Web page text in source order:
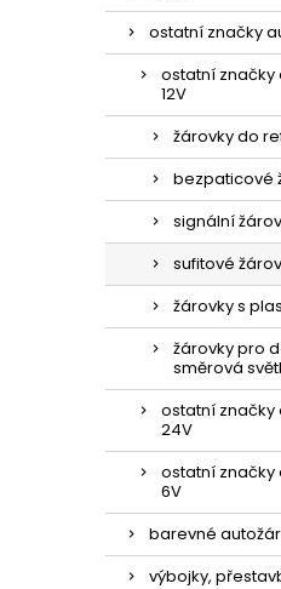
ostatní značky
ostatní značky
12V
žárovky do
bezpaticové
signální
sufitové
žárovky s
žárovky pro
směrová
ostatní značky
24V
ostatní značky
6V
barevné
výbojky,